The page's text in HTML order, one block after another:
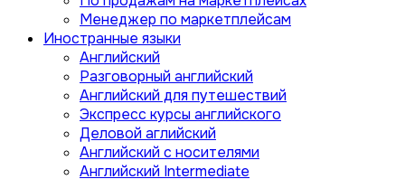
Менеджер по маркетплейсам
Иностранные языки
Английский
Разговорный английский
Английский для путешествий
Экспресс курсы английского
Деловой аглийский
Английский с носителями
Английский Intermediate